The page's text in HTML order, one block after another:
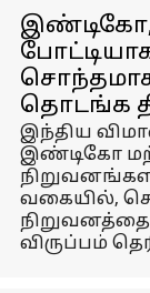
இண்டிகோ,
தொடங்க
இந்திய
இண்டிகோ
வகையில்,
விருப்பம்